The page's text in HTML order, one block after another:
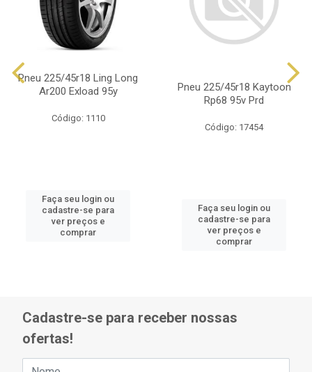
Pneu 225/45r18 Ling Long
Ar200 Exload 95y
Código: 1110
Faça seu login ou
cadastre-se para
ver preços e
comprar
Pneu 225/45r18 Kaytoon
Rp68 95v Prd
Código: 17454
Faça seu login ou
cadastre-se para
ver preços e
comprar
Cadastre-se para receber nossas
ofertas!